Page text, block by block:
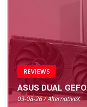
REVIEWS
ASUS DUAL
03-08-26 / AlternativeX